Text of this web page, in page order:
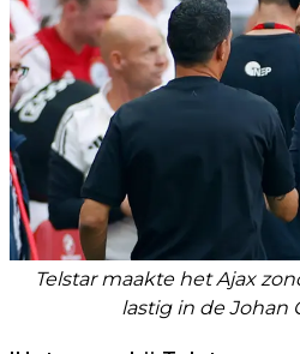
Telstar maakte het Ajax
lastig in de Johan